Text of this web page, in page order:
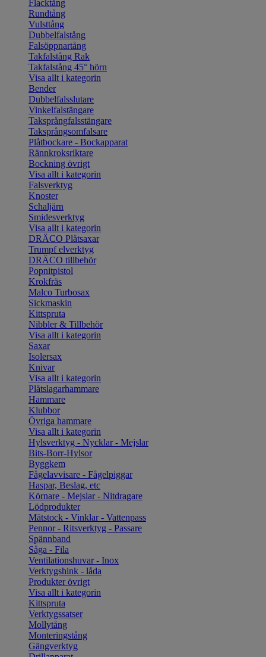
Flacktång
Rundtång
Vulsttång
Dubbelfalstång
Falsöppnartång
Takfalstång Rak
Takfalstång 45° hörn
Visa allt i kategorin
Bender
Dubbelfalsslutare
Vinkelfalstängare
Taksprångfalsstängare
Taksprångsomfalsare
Plåtbockare - Bockapparat
Rännkroksriktare
Bockning övrigt
Visa allt i kategorin
Falsverktyg
Knoster
Schaljärn
Smidesverktyg
Visa allt i kategorin
DRÄCO Plåtsaxar
Trumpf elverktyg
DRÄCO tillbehör
Popnitpistol
Krokfräs
Malco Turbosax
Sickmaskin
Kittspruta
Nibbler & Tillbehör
Visa allt i kategorin
Saxar
Isolersax
Knivar
Visa allt i kategorin
Plåtslagarhammare
Hammare
Klubbor
Övriga hammare
Visa allt i kategorin
Hylsverktyg - Nycklar - Mejslar
Bits-Borr-Hylsor
Byggkem
Fågelavvisare - Fågelpiggar
Haspar, Beslag, etc
Körnare - Mejslar - Nitdragare
Lödprodukter
Mätstock - Vinklar - Vattenpass
Pennor - Ritsverktyg - Passare
Spännband
Såga - Fila
Ventilationshuvar - Inox
Verktygshink - låda
Produkter övrigt
Visa allt i kategorin
Kittspruta
Verktygssatser
Mollytång
Monteringstång
Gängverktyg